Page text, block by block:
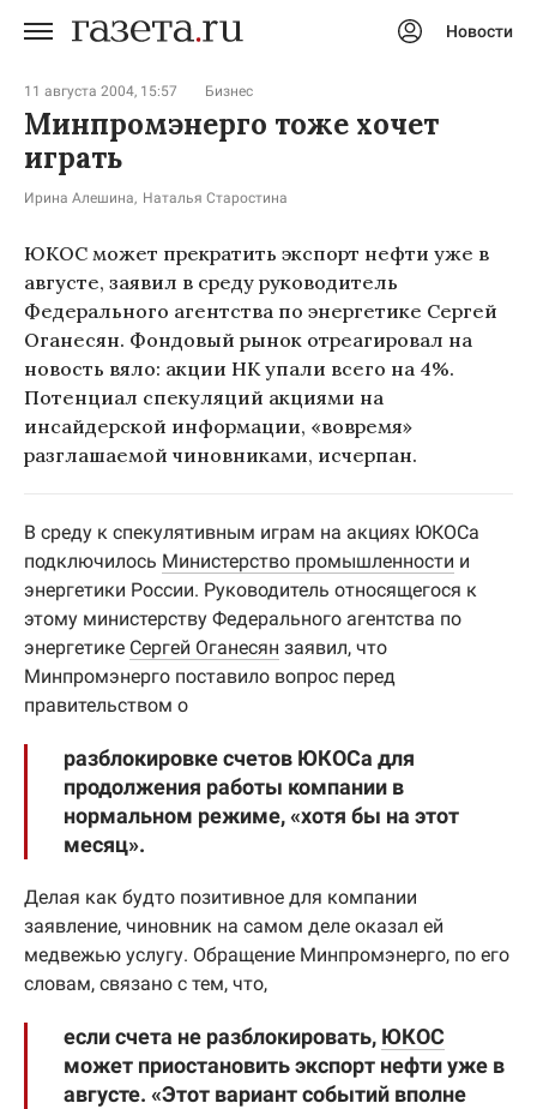
Новости
11 августа 2004, 15:57 Бизнес
Минпромэнерго тоже хочет
играть
Ирина Алешина Наталья Старостина
ЮКОС может прекратить экспорт нефти уже в
августе, заявил в среду руководитель
Федерального агентства по энергетике Сергей
Оганесян. Фондовый рынок отреагировал на
новость вяло: акции НК упали всего на 4%.
Потенциал спекуляций акциями на
инсайдерской информации, «вовремя»
разглашаемой чиновниками, исчерпан.
В среду к спекулятивным играм на акциях ЮКОСа
подключилось Министерство промышленности и
энергетики России. Руководитель относящегося к
этому министерству Федерального агентства по
энергетике Сергей Оганесян заявил, что
Минпромэнерго поставило вопрос перед
правительством о
разблокировке счетов ЮКОСа для
продолжения работы компании в
нормальном режиме, «хотя бы на этот
месяц».
Делая как будто позитивное для компании
заявление, чиновник на самом деле оказал ей
медвежью услугу. Обращение Минпромэнерго, по его
словам, связано с тем, что,
если счета не разблокировать, ЮКОС
может приостановить экспорт нефти уже в
августе. «Этот вариант событий вполне